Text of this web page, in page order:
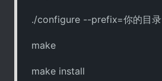
./configure --prefix=你的目录
make
make install